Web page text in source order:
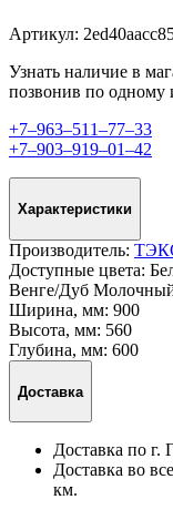
Артикул:
Узнать наличие в
позвонив по одному
+7‒963‒511‒77‒33
+7‒903‒919‒01‒42
Характеристики
Производитель:
Доступные цвета:
Венге/Дуб
Ширина, мм: 900
Высота, мм: 560
Глубина, мм: 600
Доставка
Доставка по г.
Доставка во
км.